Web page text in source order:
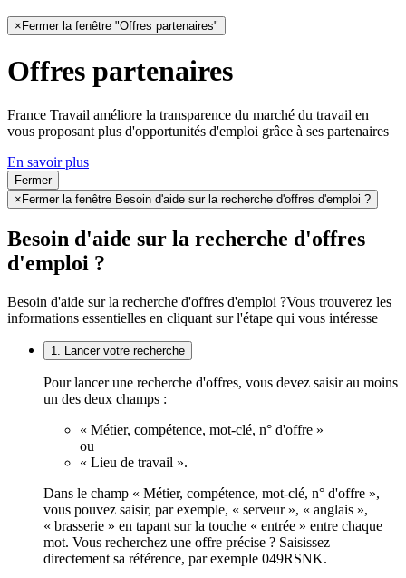
×Fermer la fenêtre "Offres partenaires"
Offres partenaires
France Travail améliore la transparence du marché du travail en
vous proposant plus d'opportunités d'emploi grâce à ses partenaires
En savoir plus
Fermer
× Fermer la fenêtre Besoin d'aide sur la recherche d'offres d'emploi ?
Besoin d'aide sur la recherche d'offres
d'emploi ?
Besoin d'aide sur la recherche d'offres d'emploi ?Vous trouverez les
informations essentielles en cliquant sur l'étape qui vous intéresse
1. Lancer votre recherche
Pour lancer une recherche d'offres, vous devez saisir au moins
un des deux champs :
« Métier, compétence, mot-clé, n° d'offre »
ou
« Lieu de travail ».
Dans le champ « Métier, compétence, mot-clé, n° d'offre »,
vous pouvez saisir, par exemple, « serveur », « anglais »,
« brasserie » en tapant sur la touche « entrée » entre chaque
mot. Vous recherchez une offre précise ? Saisissez
directement sa référence, par exemple 049RSNK.